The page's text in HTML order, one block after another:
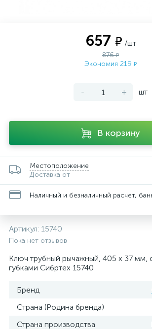
657 ₽ /шт
876₽
Экономия 219 ₽
- + шт
В корзину
Местоположение
Доставка от
Наличный и безналичный расчет,
Артикул: 15740
Пока нет отзывов
Ключ трубный рычажный, 405 х 37 мм,
губками Сибртех 15740
Бренд
Страна (Родина бренда)
Страна производства